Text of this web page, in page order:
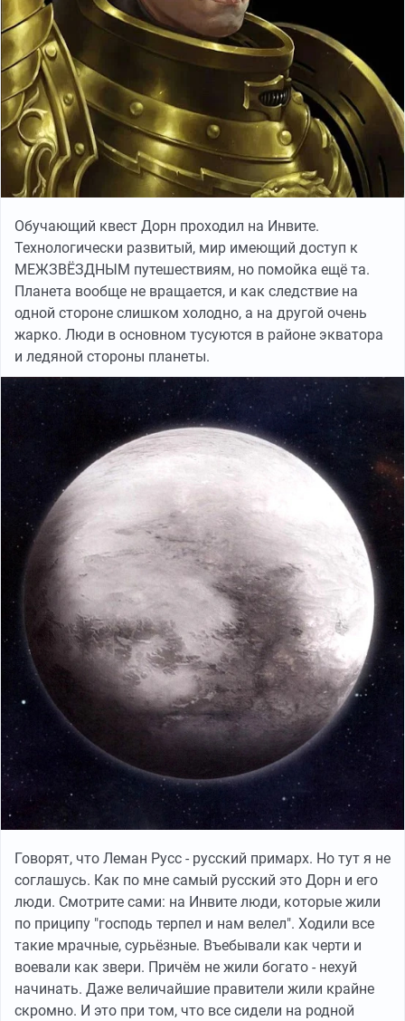
Обучающий квест Дорн проходил на Инвите.
Технологически развитый, мир имеющий доступ к
МЕЖЗВЁЗДНЫМ путешествиям, но помойка ещё та.
Планета вообще не вращается, и как следствие на
одной стороне слишком холодно, а на другой очень
жарко. Люди в основном тусуются в районе экватора
и ледяной стороны планеты.
Говорят, что Леман Русс - русский примарх. Но тут я не
соглашусь. Как по мне самый русский это Дорн и его
люди. Смотрите сами: на Инвите люди, которые жили
по приципу "господь терпел и нам велел". Ходили все
такие мрачные, сурьёзные. Въебывали как черти и
воевали как звери. Причём не жили богато - нехуй
начинать. Даже величайшие правители жили крайне
скромно. И это при том, что все сидели на родной